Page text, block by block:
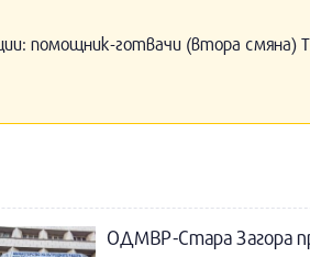
помощник-готвачи (втора смяна)
ОДМВР-Стара Загора